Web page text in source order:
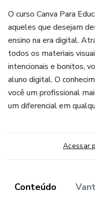
O curso Canva Para
aqueles que desejam
ensino na era digital.
todos os materiais
intencionais e bonitos,
aluno digital. O
você um profissional
um diferencial em
Acessar
Conteúdo